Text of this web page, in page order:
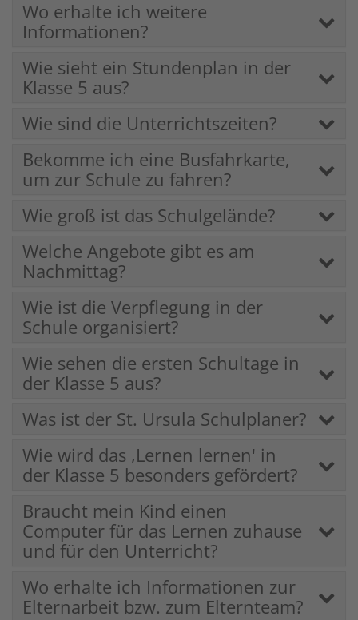
Wo erhalte ich weitere
Informationen?
Wie sieht ein Stundenplan in der
Klasse 5 aus?
Wie sind die Unterrichtszeiten?
Bekomme ich eine Busfahrkarte,
um zur Schule zu fahren?
Wie groß ist das Schulgelände?
Welche Angebote gibt es am
Nachmittag?
Wie ist die Verpflegung in der
Schule organisiert?
Wie sehen die ersten Schultage in
der Klasse 5 aus?
Was ist der St. Ursula Schulplaner?
Wie wird das ,Lernen lernen' in
der Klasse 5 besonders gefördert?
Braucht mein Kind einen
Computer für das Lernen zuhause
und für den Unterricht?
Wo erhalte ich Informationen zur
Elternarbeit bzw. zum Elternteam?